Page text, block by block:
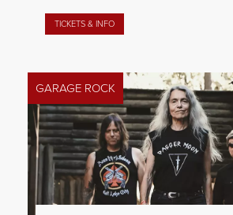
TICKETS & INFO
GARAGE ROCK